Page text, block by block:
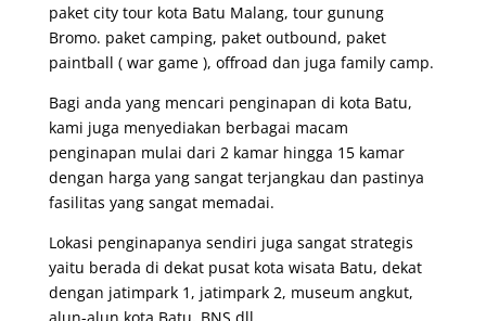
paket city tour kota Batu Malang, tour gunung
Bromo. paket camping, paket outbound, paket
paintball ( war game ), offroad dan juga family camp.
Bagi anda yang mencari penginapan di kota Batu,
kami juga menyediakan berbagai macam
penginapan mulai dari 2 kamar hingga 15 kamar
dengan harga yang sangat terjangkau dan pastinya
fasilitas yang sangat memadai.
Lokasi penginapanya sendiri juga sangat strategis
yaitu berada di dekat pusat kota wisata Batu, dekat
dengan jatimpark 1, jatimpark 2, museum angkut,